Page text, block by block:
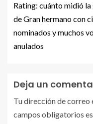
Rating: cuánto midió la
de Gran hermano con
nominados y muchos
anulados
Deja un
Tu dirección de correo
campos obligatorios